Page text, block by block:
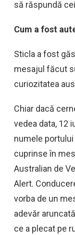
să răspundă
Cum a fost
Sticla a fost
mesajul făcut
curiozitatea
Chiar dacă
vedea data, 12
numele
cuprinse în
Australian de
Alert.
vorba de un
adevăr
ce a plecat pe